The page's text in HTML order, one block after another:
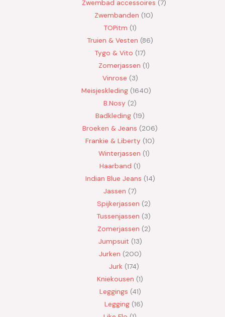
Zwembad accessoires 7
Zwembanden 10
TOPitm 1
Truien & Vesten 86
Tygo & Vito 17
Zomerjassen 1
Vinrose 3
Meisjeskleding 1640
B.Nosy
2
Badkleding 19
Broeken & Jeans
206
Frankie & Liberty 10
Winterjassen 1
Haarband 1
Indian Blue Jeans 14
Jassen 7
Spijkerjassen
2
Tussenjassen
3
Zomerjassen 2
Jumpsuit 13
Jurken 200
Jurk 174
Kniekousen 1
Leggings 41
Legging 16